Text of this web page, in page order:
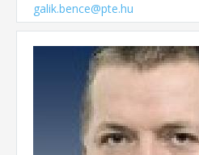
galik.bence@pte.hu